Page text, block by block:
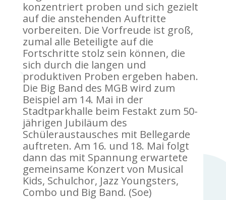
konzentriert proben und sich gezielt
auf die anstehenden Auftritte
vorbereiten. Die Vorfreude ist groß,
zumal alle Beteiligte auf die
Fortschritte stolz sein können, die
sich durch die langen und
produktiven Proben ergeben haben.
Die Big Band des MGB wird zum
Beispiel am 14. Mai in der
Stadtparkhalle beim Festakt zum 50-
jährigen Jubiläum des
Schüleraustausches mit Bellegarde
auftreten. Am 16. und 18. Mai folgt
dann das mit Spannung erwartete
gemeinsame Konzert von Musical
Kids, Schulchor, Jazz Youngsters,
Combo und Big Band. (Soe)